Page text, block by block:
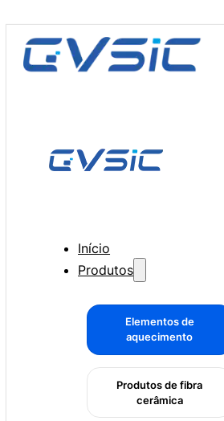
Início
Produtos
Elementos de
aquecimento
Produtos de fibra
cerâmica